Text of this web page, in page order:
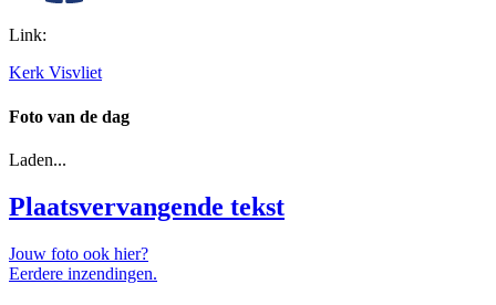
Link:
Kerk Visvliet
Foto van de dag
Laden...
Plaatsvervangende tekst
Jouw foto ook hier?
Eerdere inzendingen.